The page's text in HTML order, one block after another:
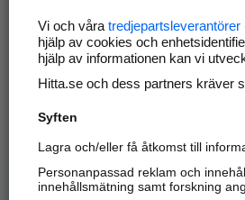
nya
Läs
Vi och våra tredjepartsleverantörer
hjälp av cookies och
hjälp av informationen kan vi
Hitta.se och dess partners kräver
Syften
Lagra och/eller få åtkomst till
Personanpassad reklam och
innehållsmätning samt forskning